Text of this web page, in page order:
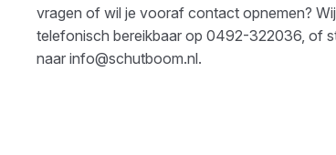
vragen of wil je vooraf contact opnemen?
telefonisch bereikbaar op 0492-322036 , of
naar info@schutboom.nl.